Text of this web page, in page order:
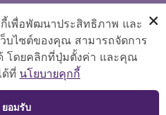
มที่พบบ่อย นโยบายเว็บไซต์
|
เสธความรับผิด
TOP
กี้เพื่อพัฒนาประสิทธิภาพ และ
บไซต์ของคุณ สามารถจัดการ
โดยคลิกที่ปุ่มตั้งค่า และคุณ
ด้ที่ นโยบายคุกกี้
ยอมรับ